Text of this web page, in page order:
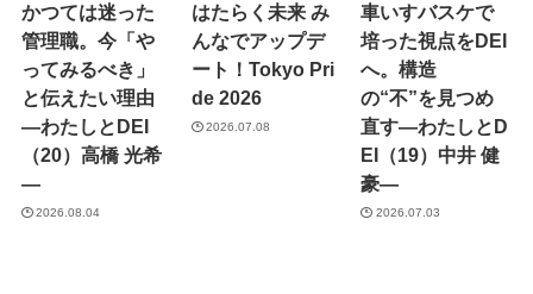
かつては迷った
管理職。今「や
ってみるべき」
と伝えたい理由
―わたしとDEI
（20）高橋 光希
―
2026.08.04
はたらく未来 み
んなでアップデ
ート！Tokyo Pri
de 2026
2026.07.08
車いすバスケで
培った視点をDEI
へ。構造
の“不”を見つめ
直す―わたしとD
EI（19）中井 健
豪―
2026.07.03